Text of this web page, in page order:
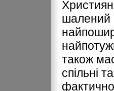
шалений
також
спільні